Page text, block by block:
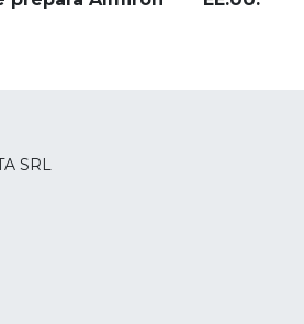
SRL